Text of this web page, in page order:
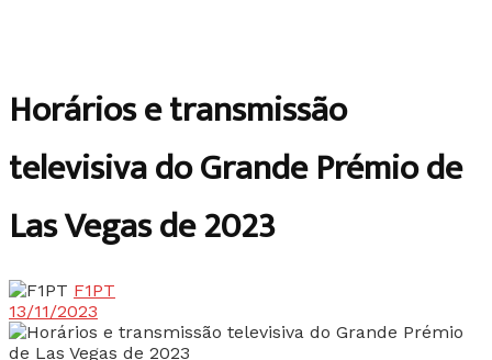
Horários e transmissão
televisiva do Grande Prémio de
Las Vegas de 2023
F1PT
13/11/2023